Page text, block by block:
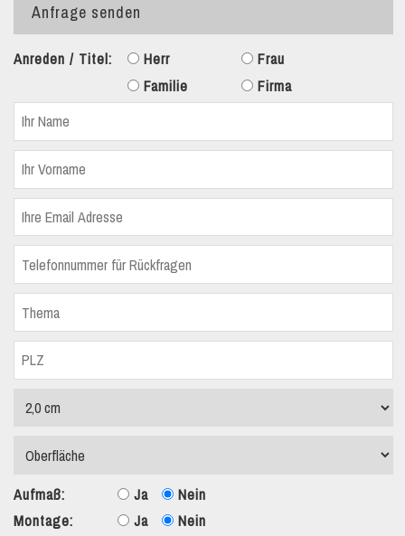
Anfrage senden
Anreden / Titel: Herr
Frau
Familie
Firma
Aufmaß: Ja
Nein
Montage:
Ja
Nein